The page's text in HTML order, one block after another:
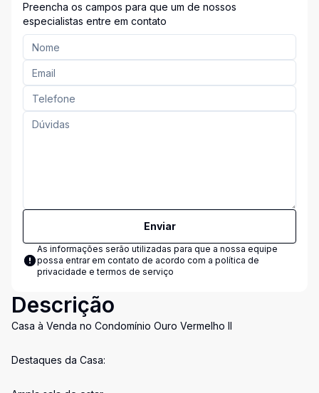
Preencha os campos para que um de nossos
especialistas entre em contato
Enviar
As informações serão utilizadas para que a nossa equipe
possa entrar em contato de acordo com a política de
privacidade e termos de serviço
Descrição
Casa à Venda no Condomínio Ouro Vermelho II
Destaques da Casa: